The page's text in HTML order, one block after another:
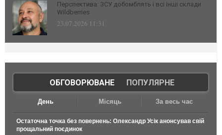
Перспектива: ЗСУ добомблять і всі інші склади
Wildberries
23.07.2026 11:31
ОБГОВОРЮВАНЕ| ПОПУЛЯРНЕ
День Місяць За весь час
Остаточна точка без повернень: Олександр Усік анонсував свій
прощальний поєдинок